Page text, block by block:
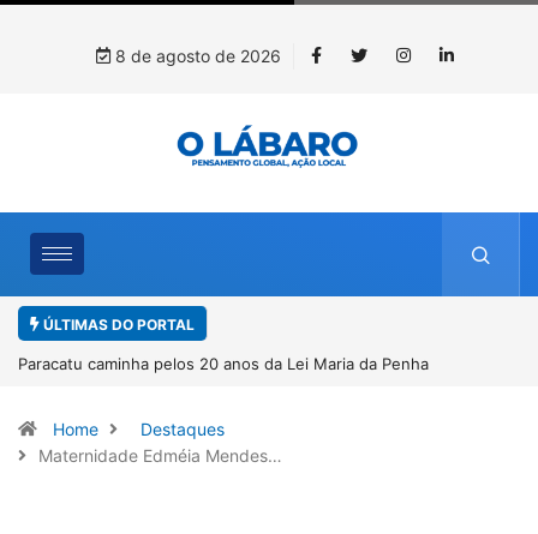
8 de agosto de 2026
ÚLTIMAS DO PORTAL
Projeto CUTUCAR abre nova edição e semeia o futuro
Home
Destaques
Maternidade Edméia Mendes…